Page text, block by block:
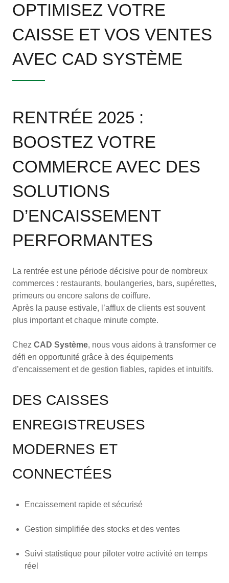
OPTIMISEZ VOTRE
CAISSE ET VOS VENTES
AVEC CAD SYSTÈME
RENTRÉE 2025 :
BOOSTEZ VOTRE
COMMERCE AVEC DES
SOLUTIONS
D’ENCAISSEMENT
PERFORMANTES
La rentrée est une période décisive pour de nombreux
commerces : restaurants, boulangeries, bars, supérettes,
primeurs ou encore salons de coiffure.
Après la pause estivale, l’afflux de clients est souvent
plus important et chaque minute compte.
Chez CAD Système, nous vous aidons à transformer ce
défi en opportunité grâce à des équipements
d’encaissement et de gestion fiables, rapides et intuitifs.
DES CAISSES
ENREGISTREUSES
MODERNES ET
CONNECTÉES
Encaissement rapide et sécurisé
Gestion simplifiée des stocks et des ventes
Suivi statistique pour piloter votre activité en temps
réel